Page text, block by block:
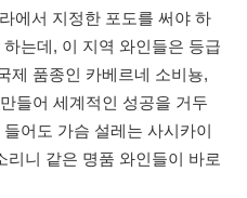
에서 지정한 포도를 써야 하
는데, 이 지역 와인들은 등급
제 품종인 카베르네 소비뇽,
들어 세계적인 성공을 거두
어도 가슴 설레는 사시카이
리니 같은 명품 와인들이 바로